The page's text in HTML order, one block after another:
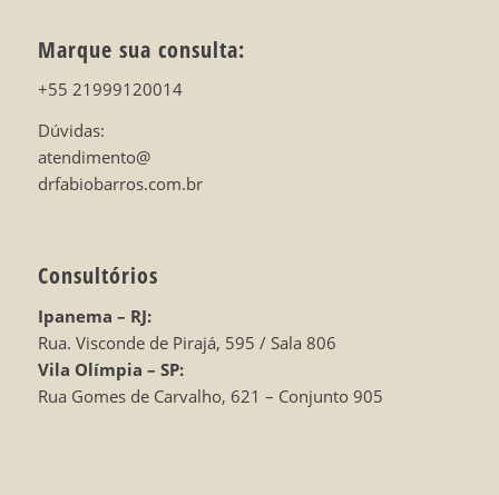
Marque sua consulta:
+55 21999120014
Dúvidas:
atendimento@
drfabiobarros.com.br
Consultórios
Ipanema – RJ:
Rua. Visconde de Pirajá, 595 / Sala 806
Vila Olímpia – SP:
Rua Gomes de Carvalho, 621 – Conjunto 905